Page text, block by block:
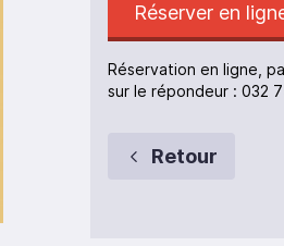
Réserver en
Réservation en ligne,
sur le répondeur : 032
Retour